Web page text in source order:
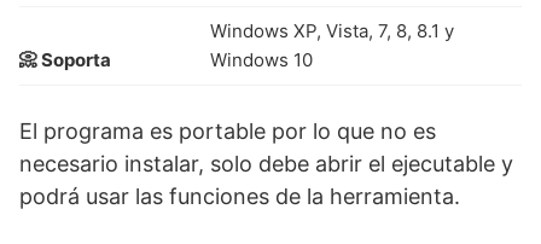
📀 Soporta
Windows XP, Vista, 7, 8, 8.1 y
Windows 10
El programa es portable por lo que no es
necesario instalar, solo debe abrir el ejecutable y
podrá usar las funciones de la herramienta.